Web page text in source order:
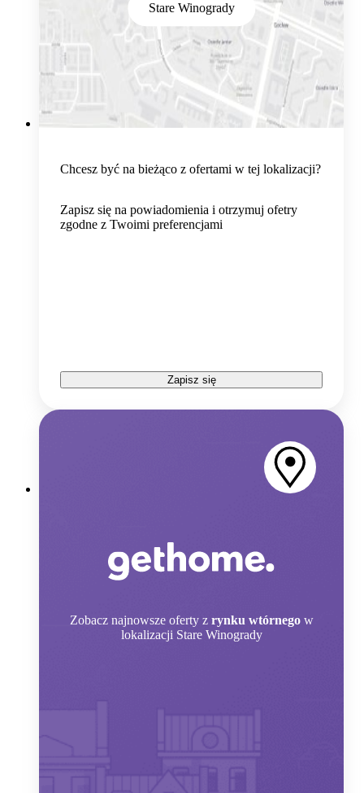
Stare Winogrady
Chcesz być na bieżąco z ofertami w tej lokalizacji?
Zapisz się na powiadomienia i otrzymuj ofetry
zgodne z Twoimi preferencjami
Zapisz się
Zobacz najnowsze oferty z rynku wtórnego w
lokalizacji Stare Winogrady